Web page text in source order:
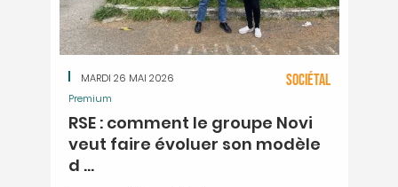
MARDI 26 MAI 2026
RSE : comment le groupe Novi
veut faire évoluer son modèle
d ...
SOCIÉTAL
Premium